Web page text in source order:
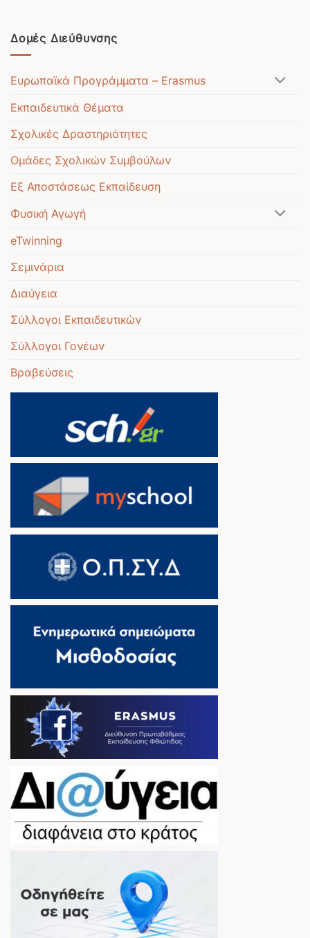
Δομές Διεύθυνσης
Ευρωπαϊκά Προγράμματα – Erasmus
Εκπαιδευτικά Θέματα
Σχολικές Δραστηριότητες
Ομάδες Σχολικών Συμβούλων
Εξ Αποστάσεως Εκπαίδευση
Φυσική Αγωγή
eTwinning
Σεμινάρια
Διαύγεια
Σύλλογοι Εκπαιδευτικών
Σύλλογοι Γονέων
Βραβεύσεις